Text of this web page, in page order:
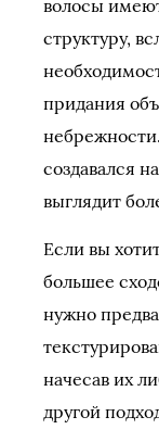
волосы
структуру,
придания
создавался
выглядит
Если вы
большее
нужно
начесав их
другой